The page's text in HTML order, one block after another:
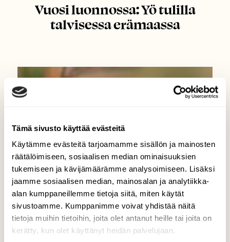
Tämä sivusto käyttää evästeitä
Käytämme evästeitä tarjoamamme sisällön ja mainosten
räätälöimiseen, sosiaalisen median ominaisuuksien
tukemiseen ja kävijämäärämme analysoimiseen. Lisäksi
jaamme sosiaalisen median, mainosalan ja analytiikka-
alan kumppaneillemme tietoja siitä, miten käytät
sivustoamme. Kumppanimme voivat yhdistää näitä
tietoja muihin tietoihin, joita olet antanut heille tai joita on
kerätty, kun olet käyttänyt heidän palvelujaan.
Vuosi luonnossa: Yö tulilla
talvisessa erämaassa
BLOGI: VUOSI LUONNOSSA
Vuosi luonnossa: Luonto,